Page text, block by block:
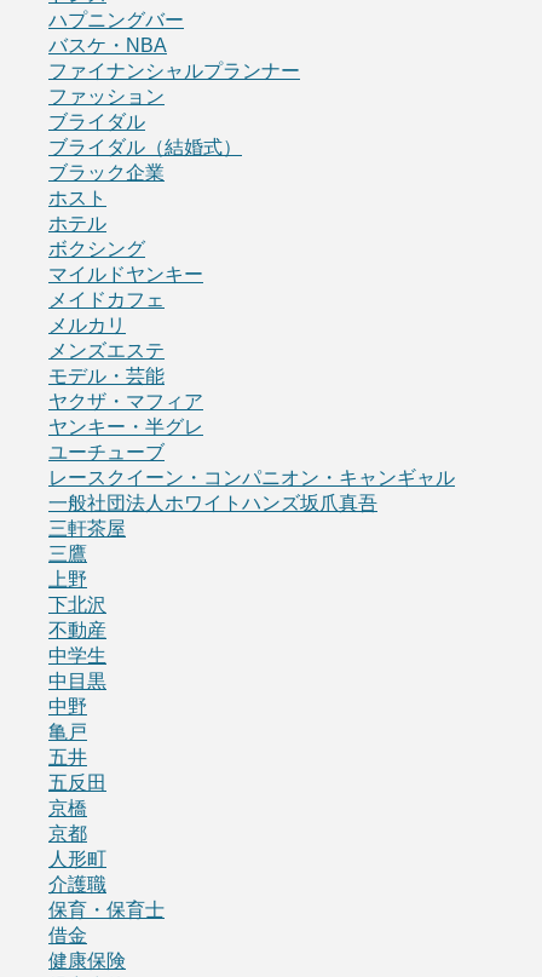
ハプニングバー
バスケ・NBA
ファイナンシャルプランナー
ファッション
ブライダル
ブライダル（結婚式）
ブラック企業
ホスト
ホテル
ボクシング
マイルドヤンキー
メイドカフェ
メルカリ
メンズエステ
モデル・芸能
ヤクザ・マフィア
ヤンキー・半グレ
ユーチューブ
レースクイーン・コンパニオン・キャンギャル
一般社団法人ホワイトハンズ坂爪真吾
三軒茶屋
三鷹
上野
下北沢
不動産
中学生
中目黒
中野
亀戸
五井
五反田
京橋
京都
人形町
介護職
保育・保育士
借金
健康保険